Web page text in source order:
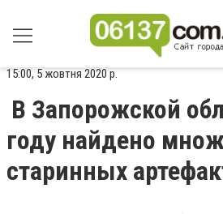
15:00, 5 жовтня 2020 р.
В Запорожской
году найдено
старинных